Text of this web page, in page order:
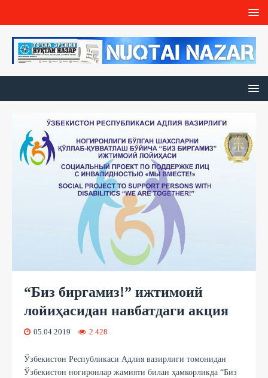
“Биз биргамиз!” ижтимоий
лойиҳасидан навбатдаги акция
05.04.2019 2 428
Ўзбекистон Республикаси Адлия вазирлиги томонидан
Ўзбекистон ногиронлар жамияти билан ҳамкорликда “Биз